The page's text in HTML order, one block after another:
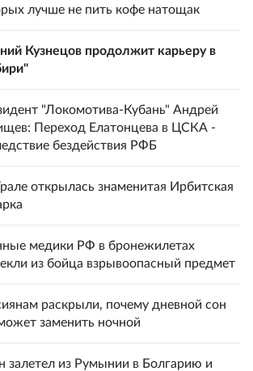
лучше не пить кофе натощак
Кузнецов продолжит карьеру в
"Локомотива-Кубань" Андрей
Переход Елатонцева в ЦСКА -
бездействия РФБ
открылась знаменитая Ирбитская
медики РФ в бронежилетах
из бойца взрывоопасный предмет
раскрыли, почему дневной сон
заменить ночной
залетел из Румынии в Болгарию и